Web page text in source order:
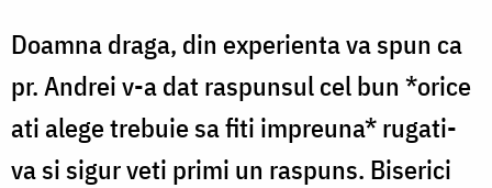
Doamna draga, din experienta va spun ca
pr. Andrei v-a dat raspunsul cel bun *orice
ati alege trebuie sa fiti impreuna* rugati-
va si sigur veti primi un raspuns. Biserici